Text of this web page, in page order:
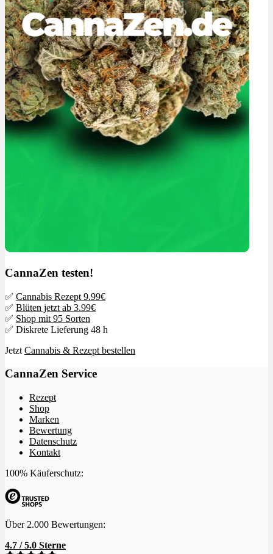
CannaZen testen!
✅ Cannabis Rezept 9.99€
✅ Blüten jetzt ab 3.99€
✅ Shop mit 95 Sorten
✅ Diskrete Lieferung 48 h
Jetzt Cannabis & Rezept bestellen
CannaZen Service
Rezept
Shop
Marken
Bewertung
Datenschutz
Kontakt
100% Käuferschutz:
Über 2.000 Bewertungen:
4.7 / 5.0 Sterne